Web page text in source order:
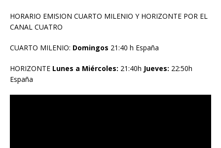
HORARIO EMISION CUARTO MILENIO Y HORIZONTE POR EL
CANAL CUATRO
CUARTO MILENIO: Domingos 21:40 h España
HORIZONTE Lunes a Miércoles: 21:40h Jueves: 22:50h
España